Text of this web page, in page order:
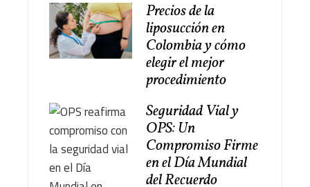
Precios de la
liposucción en
Colombia y cómo
elegir el mejor
procedimiento
Seguridad Vial y
OPS: Un
Compromiso Firme
en el Día Mundial
del Recuerdo